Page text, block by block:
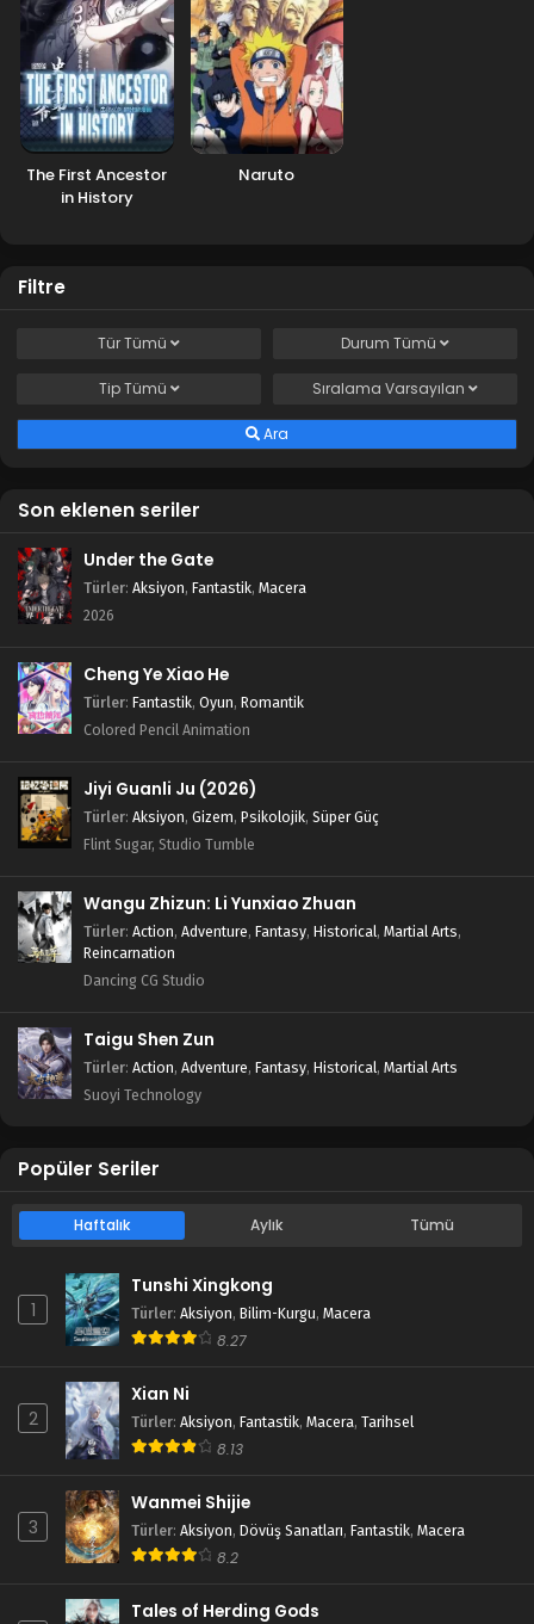
The First Ancestor
in History
Naruto
Filtre
TürTümü Durum Tümü
TipTümü Sıralama Varsayılan
Ara
Son eklenen seriler
Under the Gate
Türler: Aksiyon, Fantastik, Macera
2026
Cheng Ye Xiao He
Türler: Fantastik, Oyun, Romantik
Colored Pencil Animation
Jiyi Guanli Ju (2026)
Türler: Aksiyon, Gizem, Psikolojik, Süper Güç
Flint Sugar, Studio Tumble
Wangu Zhizun: Li Yunxiao Zhuan
Türler: Action, Adventure, Fantasy, Historical, Martial Arts,
Reincarnation
Dancing CG Studio
Taigu Shen Zun
Türler: Action, Adventure, Fantasy, Historical, Martial Arts
Suoyi Technology
Popüler Seriler
Haftalık Aylık Tümü
1
Tunshi Xingkong
Türler: Aksiyon, Bilim-Kurgu, Macera
8.27
2
Xian Ni
Türler: Aksiyon, Fantastik, Macera, Tarihsel
8.13
3
Wanmei Shijie
Türler: Aksiyon, Dövüş Sanatları, Fantastik, Macera
8.2
Tales of Herding Gods